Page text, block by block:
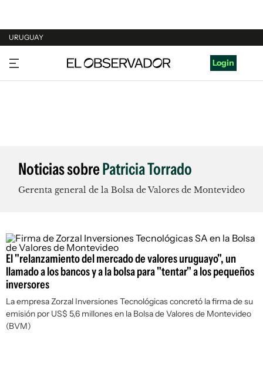
URUGUAY
URUGUAY
ARGENTINA
Login
Noticias sobrePatricia Torrado
Gerenta general de la Bolsa de Valores de Montevideo
El "relanzamiento del mercado de valores uruguayo", un
llamado a los bancos y a la bolsa para "tentar" a los pequeños
inversores
La empresa Zorzal Inversiones Tecnológicas concretó la firma de su
emisión por US$ 5,6 millones en la Bolsa de Valores de Montevideo
(BVM)